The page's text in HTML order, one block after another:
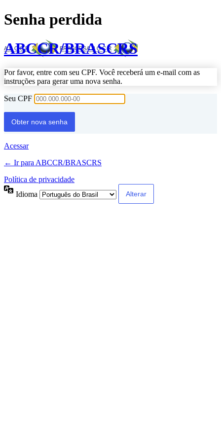
Senha perdida
ABCCR/BRASCRS
Por favor, entre com seu CPF. Você receberá um e-mail com as
instruções para gerar uma nova senha.
Seu CPF
Acessar
← Ir para ABCCR/BRASCRS
Política de privacidade
Idioma